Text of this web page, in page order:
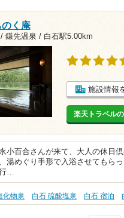
く庵
鎌先温泉 / 白石駅5.00km
施設情報
楽天トラベル
小百合さんが来て、大人の休日
湯めぐり手形で入浴させてもら
…
化物泉 白石 硫酸塩泉 白石 宿泊